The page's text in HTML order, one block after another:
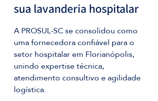
sua lavanderia hospitalar
A PROSUL-SC se consolidou como
uma fornecedora confiável para o
setor hospitalar em Florianópolis,
unindo expertise técnica,
atendimento consultivo e agilidade
logística.